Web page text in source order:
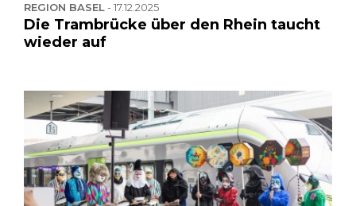
REGION BASEL-17.12.2025
Die Trambrücke über den Rhein taucht
wieder auf